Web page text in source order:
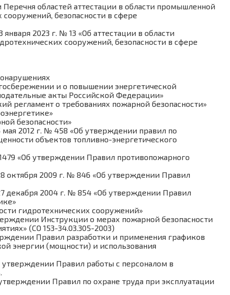
областей аттестации в области промышленной
сооружений, безопасности в сфере
2023 г. № 13 «Об аттестации в области
сооружений, безопасности в сфере
и о повышении энергетической
акты Российской Федерации»
регламент о требованиях пожарной безопасности»
безопасности»
2012 г. № 458 «Об утверждении правил по
объектов топливно-энергетического
«Об утверждении Правил противопожарного
октября 2009 г. № 846 «Об утверждении Правил
декабря 2004 г. № 854 «Об утверждении Правил
гидротехнических сооружений»
Инструкции о мерах пожарной безопасности
(СО 153-34.03.305-2003)
Правил разработки и применения графиков
энергии (мощности) и использования
Правил работы с персоналом в
Правил по охране труда при эксплуатации